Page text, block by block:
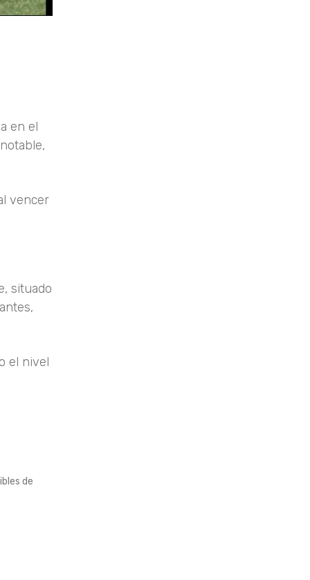
en el
vencer
situado
el nivel
de